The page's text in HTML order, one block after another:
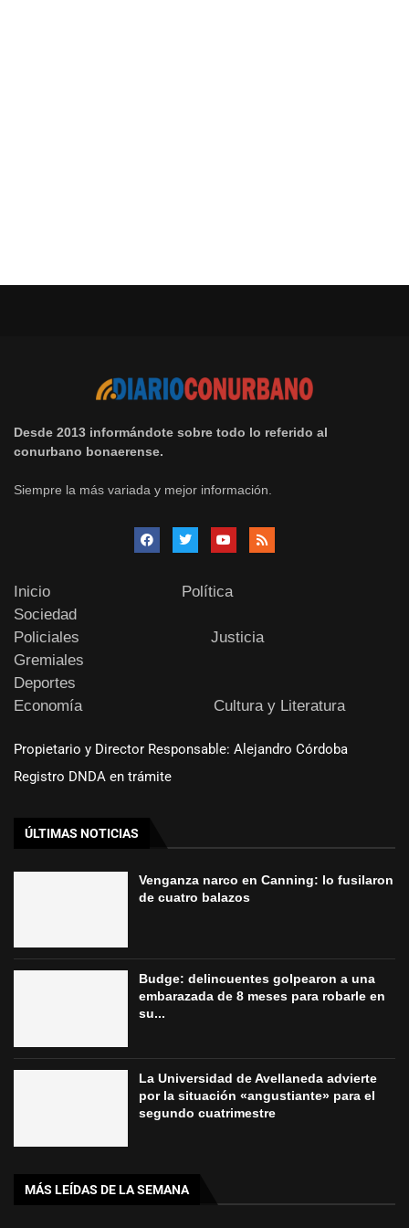
Desde 2013 informándote sobre todo lo referido al
conurbano bonaerense.
Siempre la más variada y mejor información.
Inicio
Política
Sociedad
Policiales
Justicia
Gremiales
Deportes
Economía
Cultura y Literatura
Propietario y Director Responsable: Alejandro Córdoba
Registro DNDA en trámite
ÚLTIMAS NOTICIAS
Venganza narco en Canning: lo fusilaron
de cuatro balazos
Budge: delincuentes golpearon a una
embarazada de 8 meses para robarle en
su...
La Universidad de Avellaneda advierte
por la situación «angustiante» para el
segundo cuatrimestre
MÁS LEÍDAS DE LA SEMANA